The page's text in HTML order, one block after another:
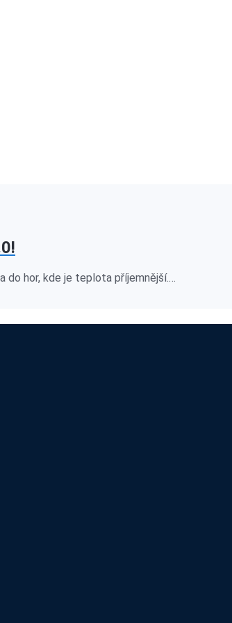
do hor, kde je teplota příjemnější.…